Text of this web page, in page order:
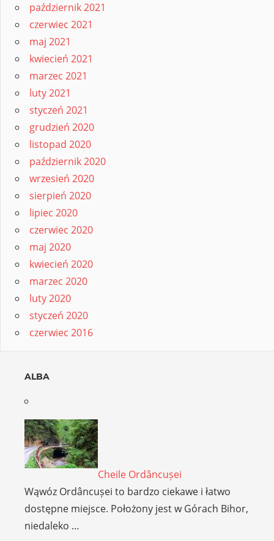
październik 2021
czerwiec 2021
maj 2021
kwiecień 2021
marzec 2021
luty 2021
styczeń 2021
grudzień 2020
listopad 2020
październik 2020
wrzesień 2020
sierpień 2020
lipiec 2020
czerwiec 2020
maj 2020
kwiecień 2020
marzec 2020
luty 2020
styczeń 2020
czerwiec 2016
ALBA
Cheile Ordâncușei
Wąwóz Ordâncușei to bardzo ciekawe i łatwo
dostępne miejsce. Położony jest w Górach Bihor,
niedaleko …